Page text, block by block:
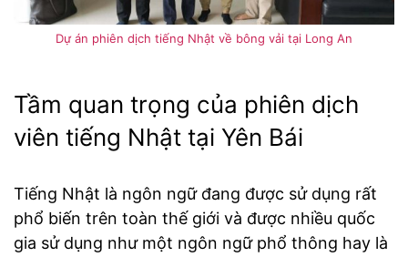
Dự án phiên dịch tiếng Nhật về bông vải tại Long An
Tầm quan trọng của phiên dịch
viên tiếng Nhật tại Yên Bái
Tiếng Nhật là ngôn ngữ đang được sử dụng rất
phổ biến trên toàn thế giới và được nhiều quốc
gia sử dụng như một ngôn ngữ phổ thông hay là